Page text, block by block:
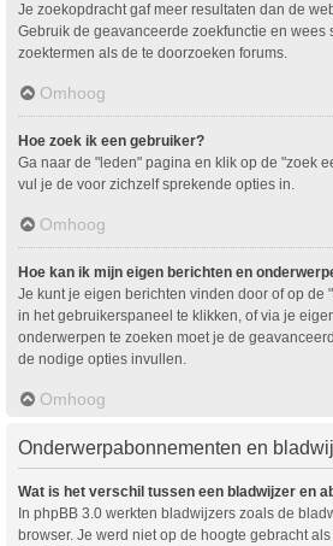
Je zoekopdracht gaf meer resultaten dan de
Gebruik de geavanceerde zoekfunctie en wees
zoektermen als de te doorzoeken forums.
Omhoog
Hoe zoek ik een gebruiker?
Ga naar de "leden" pagina en klik op de "zoek
vul je de voor zichzelf sprekende opties in.
Omhoog
Hoe kan ik mijn eigen berichten en
Je kunt je eigen berichten vinden door of op de
in het gebruikerspaneel te klikken, of via je
onderwerpen te zoeken moet je de
de nodige opties invullen.
Omhoog
Onderwerpabonnementen en
Wat is het verschil tussen een bladwijzer en
In phpBB 3.0 werkten bladwijzers zoals de
browser. Je werd niet op de hoogte gebracht